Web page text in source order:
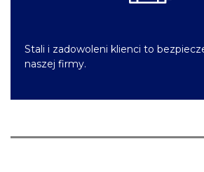
Stali i zadowoleni klienci to
naszej firmy.